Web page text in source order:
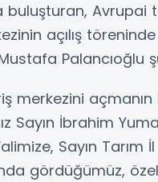
buluşturan,
açılış
Palancıoğlu
merkezini
Sayın İbrahim
Sayın Tarım
gördüğümüz,